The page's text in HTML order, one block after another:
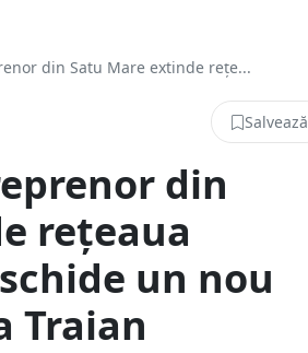
din Satu Mare extinde rețe...
Salvează
din
rețeaua
un nou
Traian